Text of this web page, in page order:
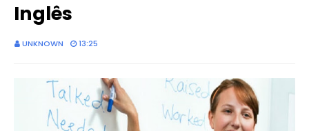
Inglês
UNKNOWN 13:25